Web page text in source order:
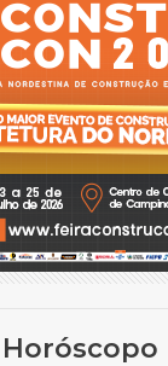
Horóscopo